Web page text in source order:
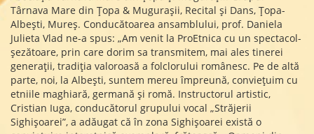
Târnava Mare din Țopa & Mugurașii, Recital și Dans, Țopa-
Albești, Mureș. Conducătoarea ansamblului, prof. Daniela
Julieta Vlad ne-a spus: „Am venit la ProEtnica cu un spectacol-
șezătoare, prin care dorim sa transmitem, mai ales tinerei
generații, tradiția valoroasă a folclorului românesc. Pe de altă
parte, noi, la Albești, suntem mereu împreună, conviețuim cu
etniile maghiară, germană și romă. Instructorul artistic,
Cristian Iuga, conducătorul grupului vocal „Străjerii
Sighișoarei”, a adăugat că în zona Sighișoarei există o